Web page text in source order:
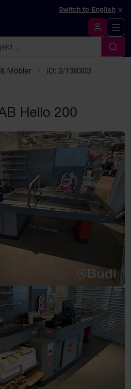
Switch to English ×
Logga in
Sök
Möbler
ID: 2/138303
Hello 200